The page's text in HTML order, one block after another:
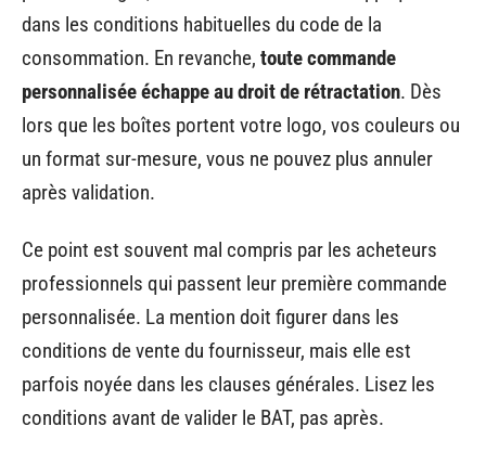
dans les conditions habituelles du code de la
consommation. En revanche, toute commande
personnalisée échappe au droit de rétractation. Dès
lors que les boîtes portent votre logo, vos couleurs ou
un format sur-mesure, vous ne pouvez plus annuler
après validation.
Ce point est souvent mal compris par les acheteurs
professionnels qui passent leur première commande
personnalisée. La mention doit figurer dans les
conditions de vente du fournisseur, mais elle est
parfois noyée dans les clauses générales. Lisez les
conditions avant de valider le BAT, pas après.